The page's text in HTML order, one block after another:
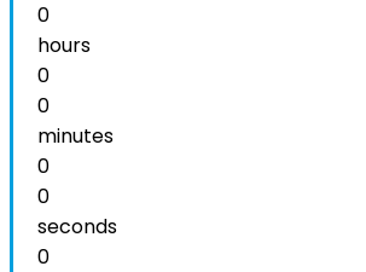
0
hours
0
0
minutes
0
0
seconds
0